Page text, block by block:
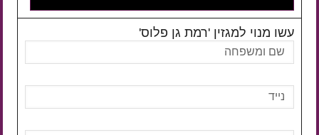
עשו מנוי למגזין 'רמת גן פלוס'